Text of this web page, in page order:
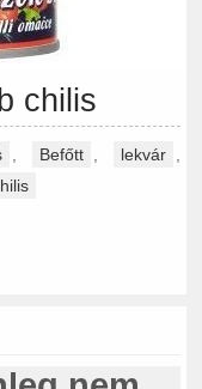
chilis
Befőtt lekvár